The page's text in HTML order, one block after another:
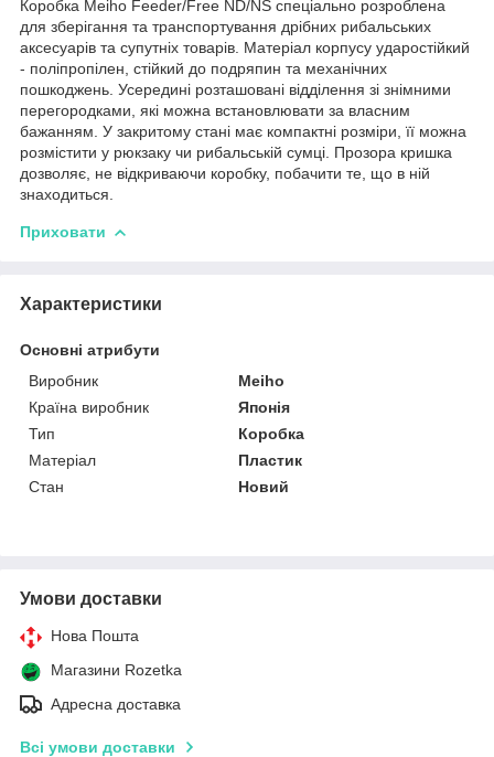
Коробка Meiho Feeder/Free ND/NS спеціально розроблена
для зберігання та транспортування дрібних рибальських
аксесуарів та супутніх товарів. Матеріал корпусу ударостійкий
- поліпропілен, стійкий до подряпин та механічних
пошкоджень. Усередині розташовані відділення зі знімними
перегородками, які можна встановлювати за власним
бажанням. У закритому стані має компактні розміри, її можна
розмістити у рюкзаку чи рибальській сумці. Прозора кришка
дозволяє, не відкриваючи коробку, побачити те, що в ній
знаходиться.
Приховати
Характеристики
Основні атрибути
Виробник
Meiho
Країна виробник
Японія
Тип
Коробка
Матеріал
Пластик
Стан
Новий
Умови доставки
Нова Пошта
Магазини Rozetka
Адресна доставка
Всі умови доставки